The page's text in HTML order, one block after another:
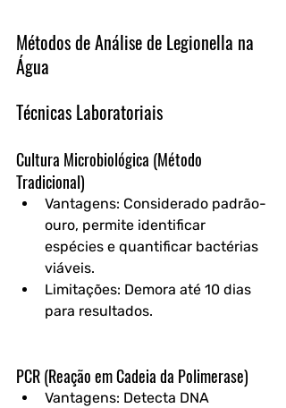
Métodos de Análise de Legionella na
Água
Técnicas Laboratoriais
Cultura Microbiológica (Método
Tradicional)
Vantagens: Considerado padrão-
ouro, permite identificar
espécies e quantificar bactérias
viáveis.
Limitações: Demora até 10 dias
para resultados.
PCR (Reação em Cadeia da Polimerase)
Vantagens: Detecta DNA